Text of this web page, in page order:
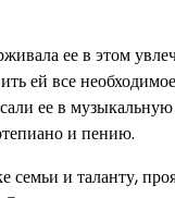
ее в этом
ей все
ее в
и пению.
семьи и таланту,